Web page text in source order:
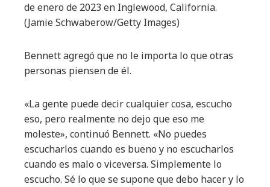
de enero de 2023 en Inglewood, California.
(Jamie Schwaberow/Getty Images)
Bennett agregó que no le importa lo que otras
personas piensen de él.
«La gente puede decir cualquier cosa, escucho
eso, pero realmente no dejo que eso me
moleste», continuó Bennett. «No puedes
escucharlos cuando es bueno y no escucharlos
cuando es malo o viceversa. Simplemente lo
escucho. Sé lo que se supone que debo hacer y lo